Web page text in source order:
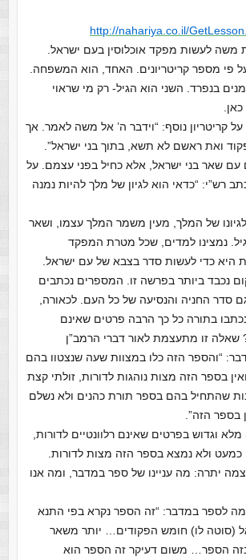
http://nahariya.co.il/
משה לעשות מפקד אוכלוסין בעם ישראל.
פי מספר קריטריונים. האחד, הוא המשפחה.
בנפרד. השני הוא הגיל- רק מי שראוי
קריטריון נוסף: “וידבר ה’ אל משה לאמר. אך
ואת ראשם לא תשא, בתוך בני ישראל”.
עם שאר בני ישראל, אלא כחיל בפני עצמם. על
רש”י: “כדאי הוא לגיון של מלך להיות נמנה
של המלך, מעין משמר המלך עצמו, ושאר
נמצינו למדים, שכל מטרת המפקד
היא כדי לעשות סדר בצבא של עם ישראל.
נכבד ביותר בפרשה זו. המספרים נכתבים
סדר החניה והנסיעה של כל העם. לכאורה,
בתורה כל כך הרבה פרטים שאינם
שאלה זו מתעצמת לאור דברי הרמב”ן
“והספר הזה כלו במצוות שעה שנצטוו בהם
בספר הזה מצות נוהגות לדורות, זולתי קצת
שהתחיל בהם בספר תורת כהנים ולא נשלם
בספר הזה”.
וגדוש בפרטים שאינם רלוונטיים לדורות,
כמעט ולא נמצא בספר הזה מצות לדורות.
יתרה: מה עניינו של ספר במדבר, ומה אנו
לספר במדבר: “זה הספר נקרא בפי התנא
(סוטה לו) חומש הפקודים… יותר משאר
הספר… משום דעיקר זה הספר הוא